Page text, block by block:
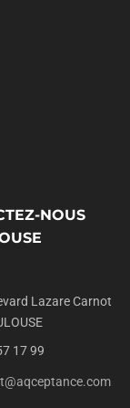
NOUS
Lazare Carnot
17 99